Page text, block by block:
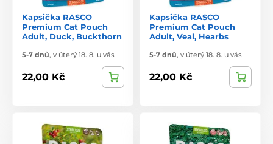
Kapsička RASCO
Premium Cat Pouch
Adult, Duck, Buckthorn
5-7 dnů, v úterý 18. 8. u vás
22,00 Kč
Kapsička RASCO
Premium Cat Pouch
Adult, Veal, Hearbs
5-7 dnů, v úterý 18. 8. u vás
22,00 Kč